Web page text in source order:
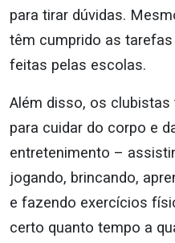
para tirar dúvidas.
têm cumprido as
feitas pelas escolas.
Além disso, os
para cuidar do corpo e
entretenimento –
jogando, brincando,
e fazendo exercícios
certo quanto tempo a